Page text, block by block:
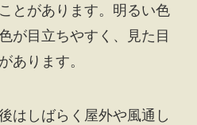
とがあります。明るい色
が目立ちやすく、見た目
あります。
はしばらく屋外や風通し